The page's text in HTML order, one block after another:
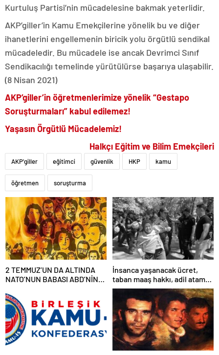
Kurtuluş Partisi’nin mücadelesine bakmak yeterlidir.
AKP’giller’in Kamu Emekçilerine yönelik bu ve diğer
ihanetlerini engellemenin biricik yolu örgütlü sendikal
mücadeledir. Bu mücadele ise ancak Devrimci Sınıf
Sendikacılığı temelinde yürütülürse başarıya ulaşabilir.
(8 Nisan 2021)
AKP’giller’in öğretmenlerimize yönelik “Gestapo
Soruşturmaları” kabul edilemez!
Yaşasın Örgütlü Mücadelemiz!
Halkçı Eğitim ve Bilim Emekçileri
AKP'giller eğitimci güvenlik HKP kamu
öğretmen soruşturma
2 TEMMUZ’UN DA ALTINDA
NATO’NUN BABASI ABD’NİN
İnsanca yaşanacak ücret,
taban maaş hakkı, adil atama
sistemi, laik, bilimsel,
demokratik, parasız bir eğitim
sistemi sağlanana dek
mücadelemizi sürdüreceğiz.